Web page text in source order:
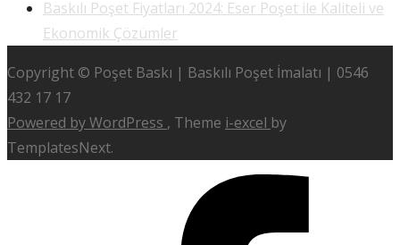
Baskılı Poşet Fiyatları 2024: Eser Poşet ile Kaliteli ve
Ekonomik Çözümler
Copyright © Poşet Baskı | Baskılı Poşet İmalatı | 0546
432 17 17
Powered by WordPress , Theme i-excel by
TemplatesNext.